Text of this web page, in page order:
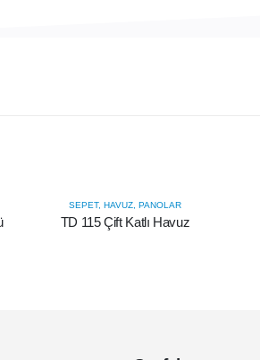
SEPET, HAVUZ, PANOLAR
TD 115 Çift Katlı Havuz